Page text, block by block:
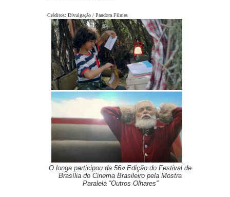
Créditos: Divulgação / Pandora Filmes
O longa participou da 56० Edição do Festival de
Brasília do Cinema Brasileiro pela Mostra
Paralela ''Outros Olhares''